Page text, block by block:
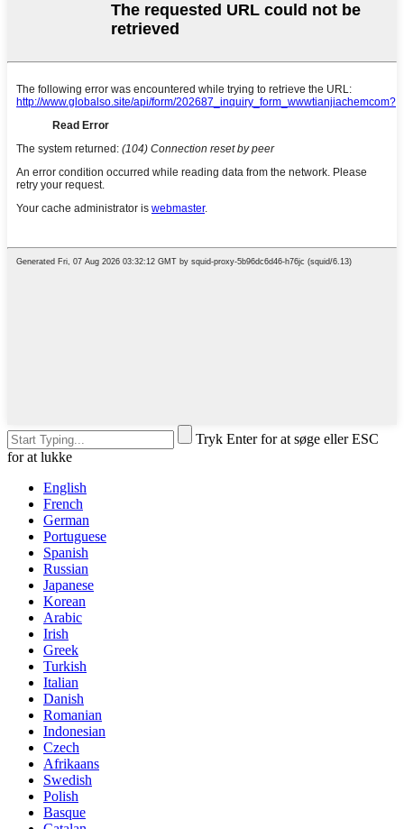
Tryk Enter for at søge eller ESC
for at lukke
English
French
German
Portuguese
Spanish
Russian
Japanese
Korean
Arabic
Irish
Greek
Turkish
Italian
Danish
Romanian
Indonesian
Czech
Afrikaans
Swedish
Polish
Basque